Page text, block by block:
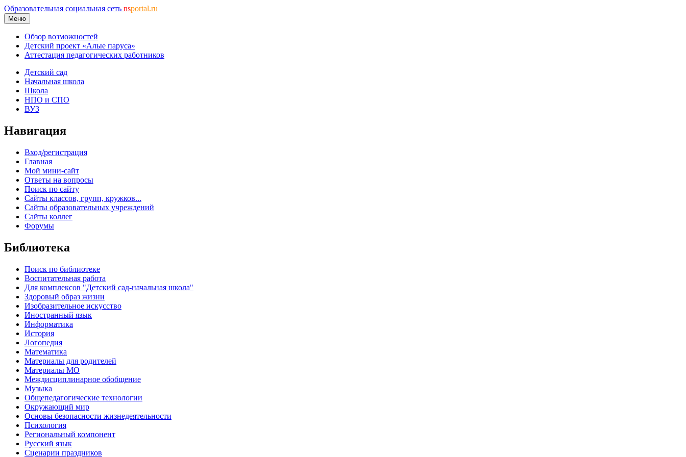
Образовательная социальная сеть nsportal.ru
Меню
Обзор возможностей
Детский проект «Алые паруса»
Аттестация педагогических работников
Детский сад
Начальная школа
Школа
НПО и СПО
ВУЗ
Навигация
Вход/регистрация
Главная
Мой мини-сайт
Ответы на вопросы
Поиск по сайту
Сайты классов, групп, кружков...
Сайты образовательных учреждений
Сайты коллег
Форумы
Библиотека
Поиск по библиотеке
Воспитательная работа
Для комплексов "Детский сад-начальная школа"
Здоровый образ жизни
Изобразительное искусство
Иностранный язык
Информатика
История
Логопедия
Математика
Материалы для родителей
Материалы МО
Междисциплинарное обобщение
Музыка
Общепедагогические технологии
Окружающий мир
Основы безопасности жизнедеятельности
Психология
Региональный компонент
Русский язык
Сценарии праздников